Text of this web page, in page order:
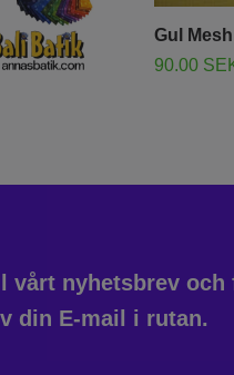
Gul
90.00
vårt nyhetsbrev och
din E-mail i rutan.